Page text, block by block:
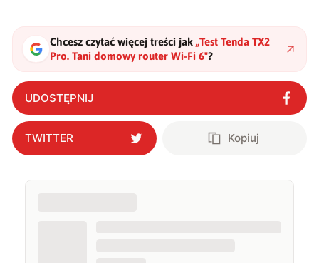
Chcesz czytać więcej treści jak „Test Tenda TX2
Pro. Tani domowy router Wi-Fi 6"?
UDOSTĘPNIJ
TWITTER Kopiuj